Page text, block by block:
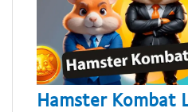
Hamster Kombat